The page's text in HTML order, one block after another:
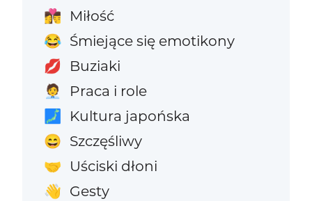
👩‍❤️‍💋‍👨 Miłość
😂 Śmiejące się emotikony
💋 Buziaki
🧑‍💼 Praca i role
🗾 Kultura japońska
😄 Szczęśliwy
🤝 Uściski dłoni
👋 Gesty